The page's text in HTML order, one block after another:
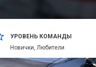
УРОВЕНЬ КОМАНДЫ
Новички,Любители